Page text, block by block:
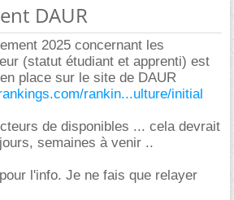
DAUR
2025 concernant les
(statut étudiant et apprenti) est
place sur le site de DAUR
rankin...ulture/initial
de disponibles ... cela devrait
semaines à venir ..
l'info. Je ne fais que relayer